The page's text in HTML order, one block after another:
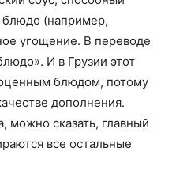
(например,
угощение. В переводе
И в Грузии этот
блюдом, потому
дополнения.
можно сказать, главный
все остальные